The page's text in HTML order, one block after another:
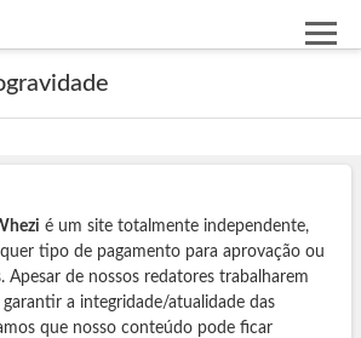
é um site totalmente independente,
tipo de pagamento para aprovação ou
Apesar de nossos redatores trabalharem
a integridade/atualidade das
que nosso conteúdo pode ficar